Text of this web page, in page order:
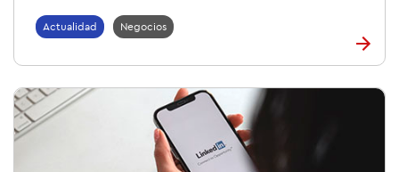
Actualidad Negocios